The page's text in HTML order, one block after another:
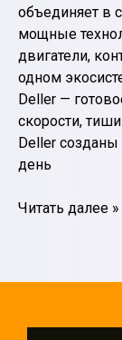
объединяет в
мощные
двигатели,
одном
Deller —
скорости,
Deller созданы
день
Читать далее »